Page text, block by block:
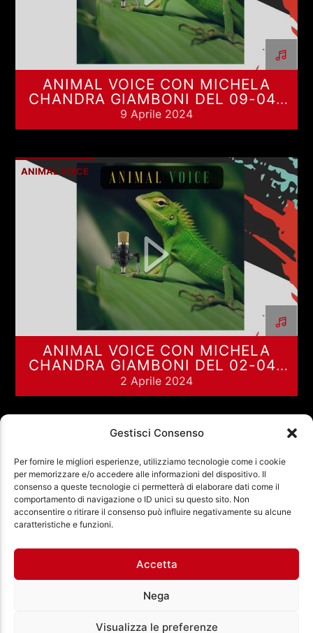
Gestisci Consenso
Per fornire le migliori esperienze, utilizziamo tecnologie come i cookie
per memorizzare e/o accedere alle informazioni del dispositivo. Il
consenso a queste tecnologie ci permetterà di elaborare dati come il
comportamento di navigazione o ID unici su questo sito. Non
acconsentire o ritirare il consenso può influire negativamente su alcune
caratteristiche e funzioni.
Accetta
Nega
Visualizza le preferenze
ANIMAL VOICE CON MICHELA
CHANDRA GIAMBONI DEL 09-04-
2024
9 Aprile 2024
ANIMAL VOICE
ANIMAL VOICE CON MICHELA
CHANDRA GIAMBONI DEL 02-04-
2024
2 Aprile 2024
PAGINE PREV NEXT
Ass. Cult. Dissociazione - Codice fiscale:
Città Aperta via di Casal Bruciato 31/A, Roma